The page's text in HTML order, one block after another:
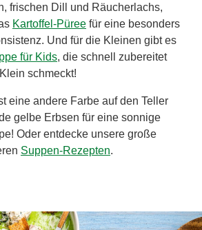
frischen Dill und Räucherlachs,
Kartoffel-Püree für eine besonders
Und für die Kleinen gibt es
für Kids, die schnell zubereitet
schmeckt!
eine andere Farbe auf den Teller
gelbe Erbsen für eine sonnige
Oder entdecke unsere große
Suppen-Rezepten.